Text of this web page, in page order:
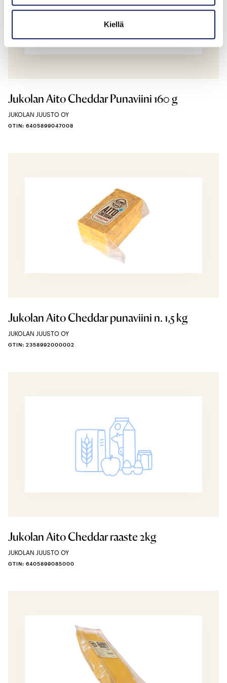
Kiellä
Jukolan Aito Cheddar Punaviini 160 g
JUKOLAN JUUSTO OY
GTIN: 6405899047008
Jukolan Aito Cheddar punaviini n. 1,5 kg
JUKOLAN JUUSTO OY
GTIN: 2358992000002
Jukolan Aito Cheddar raaste 2kg
JUKOLAN JUUSTO OY
GTIN: 6405899085000